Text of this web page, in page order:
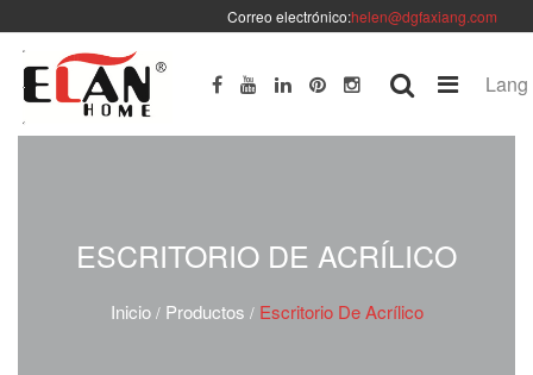
Correo electrónico:helen@dgfaxiang.com
Lang
ESCRITORIO DE ACRÍLICO
Inicio/ Productos / Escritorio De Acrílico